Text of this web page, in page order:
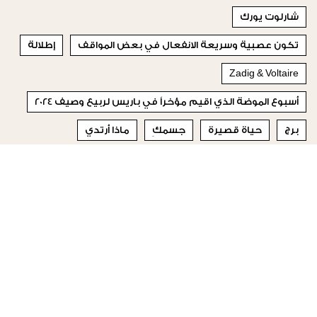
شارلوت يورك
تكون عصبية وسريعة الانفعال في بعض المواقف إطلالة
Zadig & Voltaire
أسبوع الموضة الذي اقيم مؤخراً في باريس لربيع وصيف 2024
برج حياة قصيرة جسمكِ ماذا أرتدي